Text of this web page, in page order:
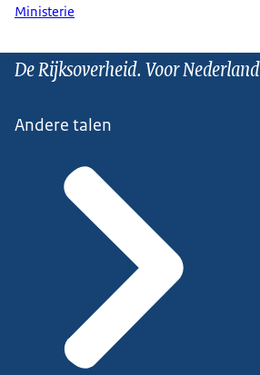
Ministerie
De Rijksoverheid. Voor Nederland
Andere talen